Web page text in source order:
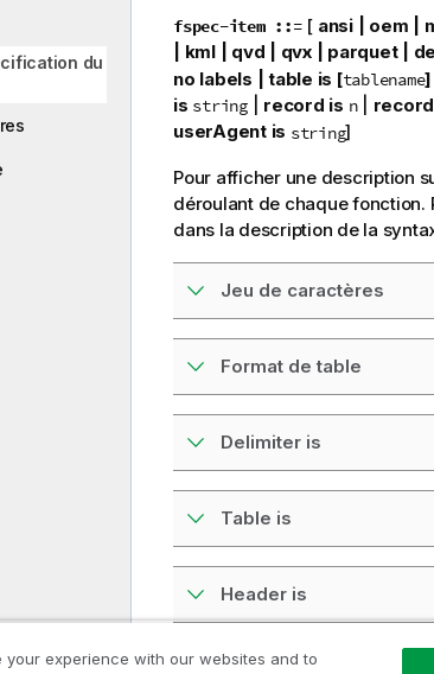
du
fspec-item ::=[ ansi | oem |
kml | qvd | qvx | parquet |
no labels | table is [tablename]
is string| record is n|
userAgent is string]
Pour afficher une description
déroulant de chaque fonction.
dans la description de la
Jeu de caractères
Format de table
Delimiter is
Table is
Header is
your experience with our websites and to